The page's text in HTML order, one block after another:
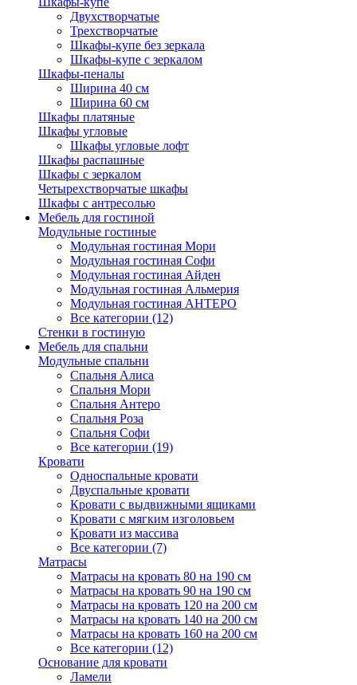
Двухстворчатые
Трехстворчатые
Шкафы-купе без зеркала
Шкафы-купе с зеркалом
Шкафы-пеналы
Ширина 40 см
Ширина 60 см
Шкафы платяные
Шкафы угловые
Шкафы угловые лофт
Шкафы распашные
Шкафы с зеркалом
Четырехстворчатые шкафы
Шкафы с антресолью
Мебель для гостиной
Модульные гостиные
Модульная гостиная Мори
Модульная гостиная Софи
Модульная гостиная Айден
Модульная гостиная Альмерия
Модульная гостиная АНТЕРО
Все категории (12)
Стенки в гостиную
Мебель для спальни
Модульные спальни
Спальня Алиса
Спальня Мори
Спальня Антеро
Спальня Роза
Спальня Софи
Все категории (19)
Кровати
Односпальные кровати
Двуспальные кровати
Кровати с выдвижными ящиками
Кровати с мягким изголовьем
Кровати из массива
Все категории (7)
Матрасы
Матрасы на кровать 80 на 190 см
Матрасы на кровать 90 на 190 см
Матрасы на кровать 120 на 200 см
Матрасы на кровать 140 на 200 см
Матрасы на кровать 160 на 200 см
Все категории (12)
Основание для кровати
Ламели